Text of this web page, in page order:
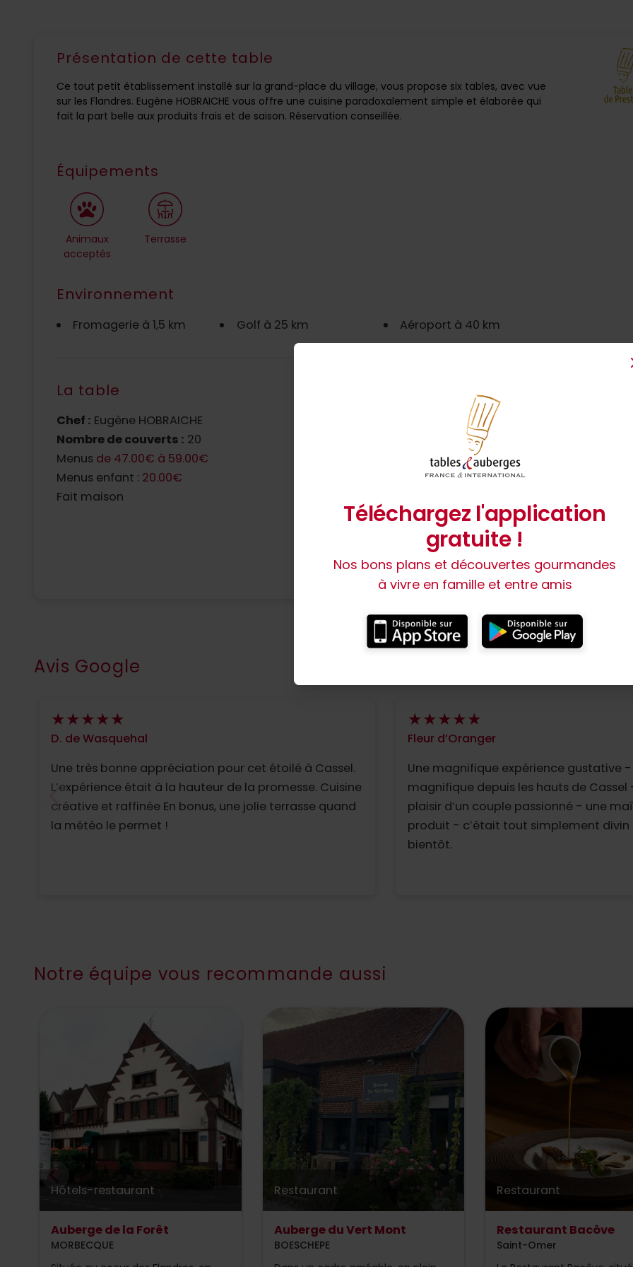
Présentation de cette table
Ce tout petit établissement installé sur la grand-place du village, vous propose six tables, avec vue
sur les Flandres. Eugène HOBRAICHE vous offre une cuisine paradoxalement simple et élaborée qui
fait la part belle aux produits frais et de saison. Réservation conseillée.
Équipements
Animaux
acceptés
Terrasse
Environnement
Fromagerie à 1,5 km Golf à 25 km Aéroport à 40 km
La table
Chef : Eugène HOBRAICHE
Nombre de couverts : 20
Menus de 47.00€ à 59.00€
Menus enfant : 20.00€
Fait maison
Informations sur l'établissement
Marie-Pierre et Eugène HOBRAICHE
1 semaine en février ; 2 semaines fin août.
Dimanche soir, lundi soir,mardi, mercredi.
1 Toque Verte info
Avis Google
D. de Wasquehal
Une très bonne appréciation pour cet étoilé à Cassel.
L’expérience était à la hauteur de la promesse. Cuisine
créative et raffinée En bonus, une jolie terrasse quand
la météo le permet !
Fleur d’Oranger
Une magnifique expérience gustative
magnifique depuis les hauts de Cassel
plaisir d’un couple passionné - une
produit - c’était tout simplement divin - A
bientôt.
Notre équipe vous recommande aussi
Hôtels-restaurant
Auberge de la Forêt
MORBECQUE
Restaurant
Auberge du Vert Mont
BOESCHEPE
Restaurant
Restaurant Bacôve
Saint-Omer
Téléchargez l'application
gratuite !
Nos bons plans et découvertes gourmandes
à vivre en famille et entre amis